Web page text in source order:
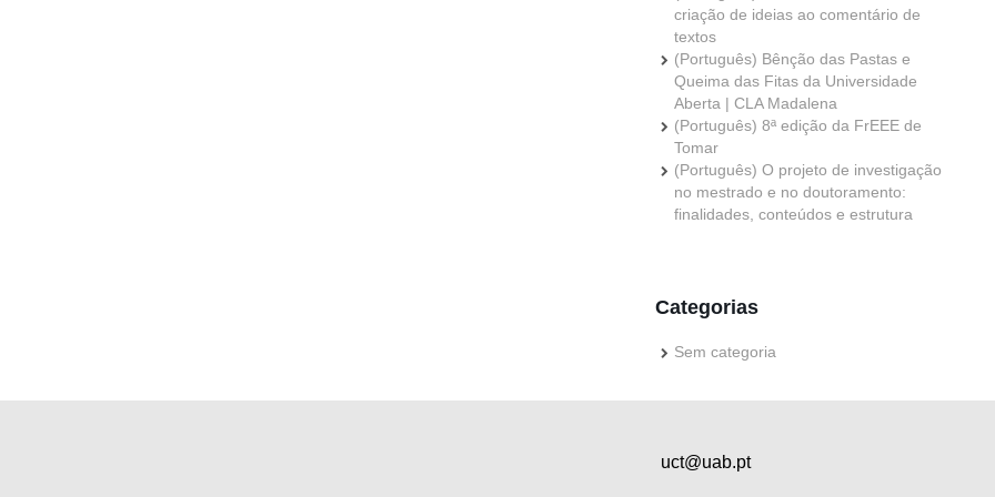
criação de ideias ao comentário de
textos
(Português) Bênção das Pastas e
Queima das Fitas da Universidade
Aberta | CLA Madalena
(Português) 8ª edição da FrEEE de
Tomar
(Português) O projeto de investigação
no mestrado e no doutoramento:
finalidades, conteúdos e estrutura
Categorias
Sem categoria
uct@uab.pt